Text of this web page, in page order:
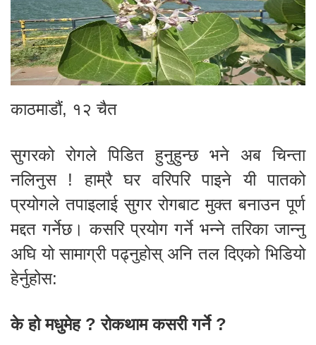
काठमाडौं, १२ चैत
सुगरको रोगले पिडित हुनुहुन्छ भने अब चिन्ता
नलिनुस ! हाम्रै घर वरिपरि पाइने यी पातको
प्रयोगले तपाइलाई सुगर रोगबाट मुक्त बनाउन पूर्ण
मद्दत गर्नेछ। कसरि प्रयोग गर्ने भन्ने तरिका जान्नु
अघि यो सामाग्री पढ्नुहोस् अनि तल दिएको भिडियो
हेर्नुहोस:
के हो मधुमेह ? रोकथाम कसरी गर्ने ?